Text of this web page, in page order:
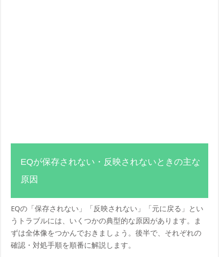
EQが保存されない・反映されないときの主な
原因
EQの「保存されない」「反映されない」「元に戻る」とい
うトラブルには、いくつかの典型的な原因があります。ま
ずは全体像をつかんでおきましょう。後半で、それぞれの
確認・対処手順を順番に解説します。